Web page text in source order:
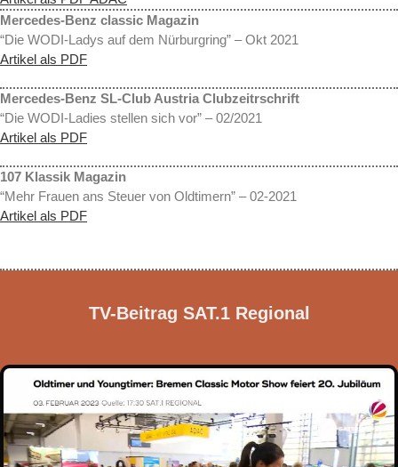
Mercedes-Benz classic Magazin
“Die WODI-Ladys auf dem Nürburgring” – Okt 2021
Artikel als PDF
Mercedes-Benz SL-Club Austria Clubzeitrschrift
“Die WODI-Ladies stellen sich vor” – 02/2021
Artikel als PDF
107 Klassik Magazin
“Mehr Frauen ans Steuer von Oldtimern” – 02-2021
Artikel als PDF
TV-Beitrag SAT.1 Regional